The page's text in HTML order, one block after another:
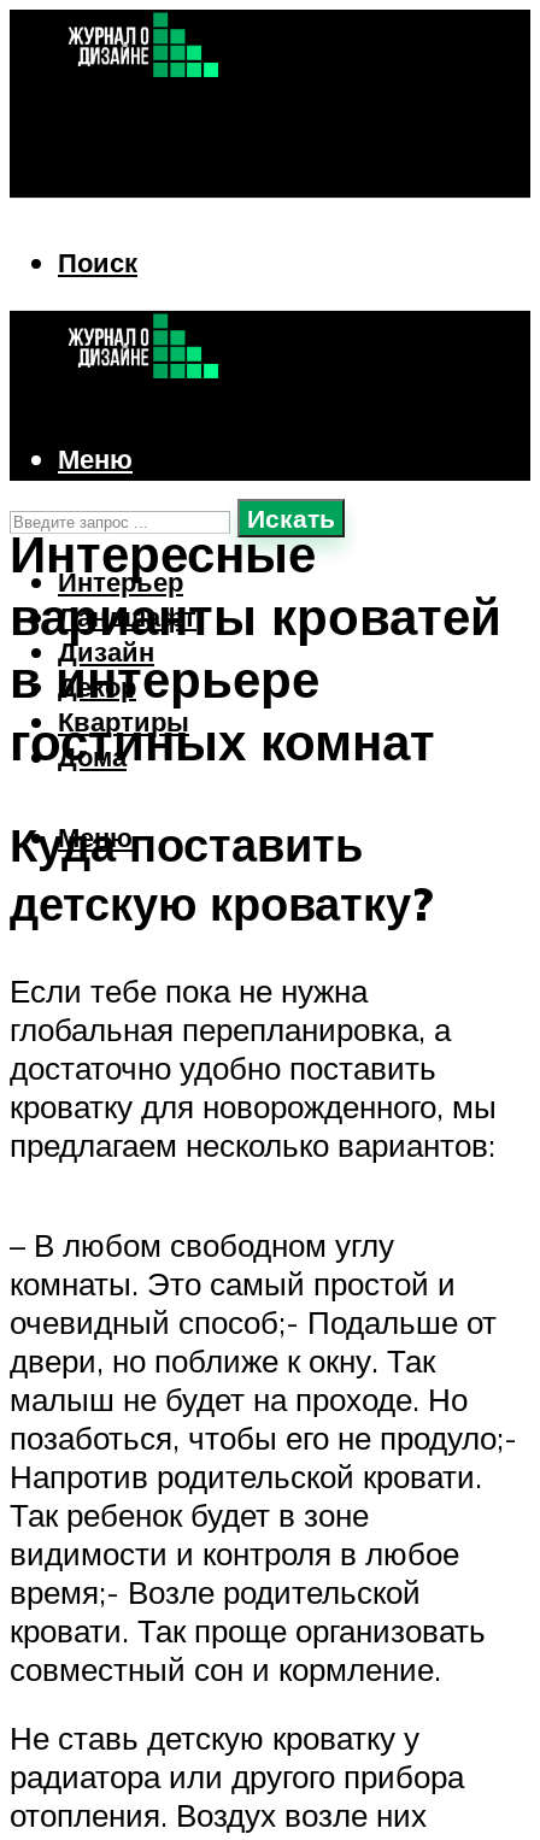
Поиск
Искать
Интерьер
Ландшафт
Дизайн
Декор
Квартиры
Дома
Меню
Меню
Интересные
варианты кроватей
в интерьере
гостиных комнат
Куда поставить
детскую кроватку?
Если тебе пока не нужна
глобальная перепланировка, а
достаточно удобно поставить
кроватку для новорожденного, мы
предлагаем несколько вариантов:
– В любом свободном углу
комнаты. Это самый простой и
очевидный способ;- Подальше от
двери, но поближе к окну. Так
малыш не будет на проходе. Но
позаботься, чтобы его не продуло;-
Напротив родительской кровати.
Так ребенок будет в зоне
видимости и контроля в любое
время;- Возле родительской
кровати. Так проще организовать
совместный сон и кормление.
Не ставь детскую кроватку у
радиатора или другого прибора
отопления. Воздух возле них